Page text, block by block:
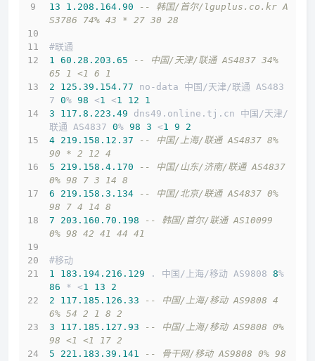
13
1.208 .164 .90
-- 韩国/首尔/lguplus.co.kr A
S3786 74% 43 * 27 30 28
#联通
1 60.28 .203 .65
-- 中国/天津/联通 AS4837 34%
65 1 <1 6 1
2
125.39 .154 .77 no-data 中国/天津/联通 AS483
7 0% 98 <1 <1 12
1
3
117.8 .223 .49 dns49.online.tj.cn 中国/天津/
联通 AS4837 0% 98 3 <1 9
2
4 219.158 .12 .37
-- 中国/上海/联通 AS4837 8%
90 * 2 12 4
5
219.158 .4 .170
-- 中国/山东/济南/联通 AS4837
0% 98 7 3 14 8
6
219.158 .3 .134
-- 中国/北京/联通 AS4837 0%
98 7 4 14 8
7
203.160 .70 .198
-- 韩国/首尔/联通 AS10099
0% 98 42 41 44 41
#移动
1
183.194 .216 .129 . 中国/上海/移动 AS9808 8
86 * <1 13
2
2
117.185 .126 .33
-- 中国/上海/移动 AS9808 4
6% 54 2 1 8 2
3
117.185 .127 .93
-- 中国/上海/移动 AS9808 0%
98 <1 <1 17 2
5
221.183 .39 .141
-- 骨干网/移动 AS9808 0% 98